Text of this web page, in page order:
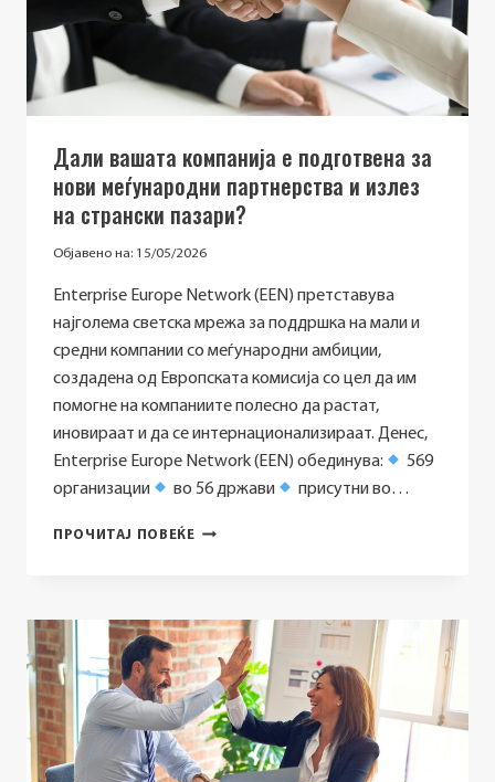
Дали вашата компанија е подготвена за
нови меѓународни партнерства и излез
на странски пазари?
Објавено на: 15/05/2026
Enterprise Europe Network (EEN) претставува
најголема светска мрежа за поддршка на мали и
средни компании со меѓународни амбиции,
создадена од Европската комисија со цел да им
помогне на компаниите полесно да растат,
иновираат и да се интернационализираат. Денес,
Enterprise Europe Network (EEN) обединува:
569
организации
во 56 држави присутни во…
ПРОЧИТАЈ ПОВЕЌЕ ДАЛИ
ПОДГОТВЕНА
ЗА
НОВИ
МЕЃУНАРОДНИ
ПАРТНЕРСТВА
И
ИЗЛЕЗ
НА